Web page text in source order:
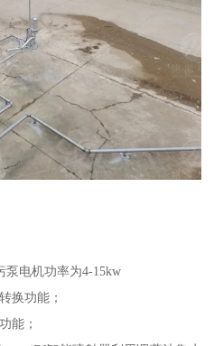
泵电机功率为4-15kw
换功能；
能；